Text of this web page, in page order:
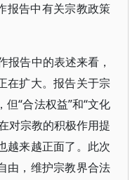
报告中有关宗教政策
报告中的表述来看，
在扩大。报告关于宗
“合法权益”和“文化
对宗教的积极作用提
越来越正面了。此次
由，维护宗教界合法